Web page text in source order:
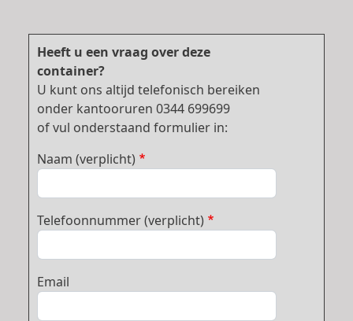
Heeft u een vraag over deze
container?
U kunt ons altijd telefonisch bereiken
onder kantooruren 0344 699699
of vul onderstaand formulier in:
Naam (verplicht)
Telefoonnummer (verplicht)
Email